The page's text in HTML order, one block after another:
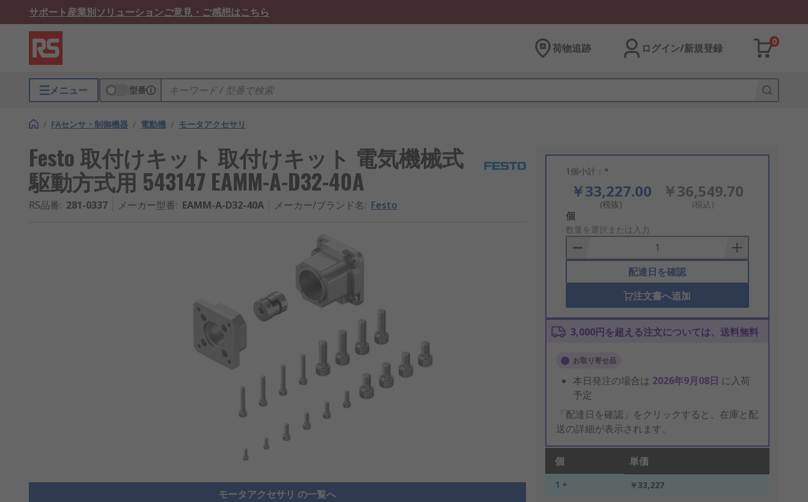
サポート産業別ソリューションご意見・ご感想はこちら
荷物追跡 ログイン/新規登録
0
メニュー 型番
/ FAセンサ・制御機器 / 電動機 / モータアクセサリ
Festo 取付けキット 取付けキット 電気機械式
駆動方式用 543147 EAMM-A-D32-40A
RS品番: 281-0337 メーカー型番: EAMM-A-D32-40A メーカー/ブランド名: Festo
モータアクセサリ の一覧へ
1個小計：*
￥33,227.00
(税抜)
￥36,549.70
(税込)
Add
to
Basket
個
数量を選択または入力
配達日を確認
注文書へ追加
3,000円を超える注文については、送料無料
お取り寄せ品
本日発注の場合は 2026年9月08日 に入荷
予定
「配達日を確認」をクリックすると、在庫と配
送の詳細が表示されます。
個 単価
1 + ￥33,227